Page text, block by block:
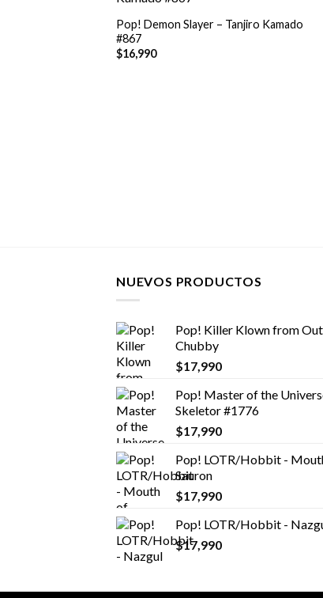
Pop! Demon Slayer – Tanjiro Kamado
#867
$16,990
NUEVOS PRODUCTOS
Pop! Killer Klown from
Chubby
$17,990
Pop! Master of the
Skeletor #1776
$17,990
Pop! LOTR/Hobbit -
Sauron
$17,990
Pop! LOTR/Hobbit -
$17,990